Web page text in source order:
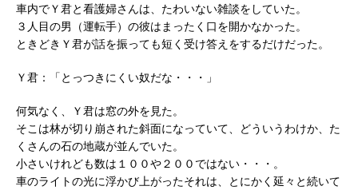
車内でＹ君と看護婦さんは、たわいない雑談をしていた。
３人目の男（運転手）の彼はまったく口を開かなかった。
ときどきＹ君が話を振っても短く受け答えをするだけだった。
Ｙ君：「とっつきにくい奴だな・・・」
何気なく、Ｙ君は窓の外を見た。
そこは林が切り崩された斜面になっていて、どういうわけか、た
くさんの石の地蔵が並んでいた。
小さいけれども数は１００や２００ではない・・・。
車のライトの光に浮かび上がったそれは、とにかく延々と続いて